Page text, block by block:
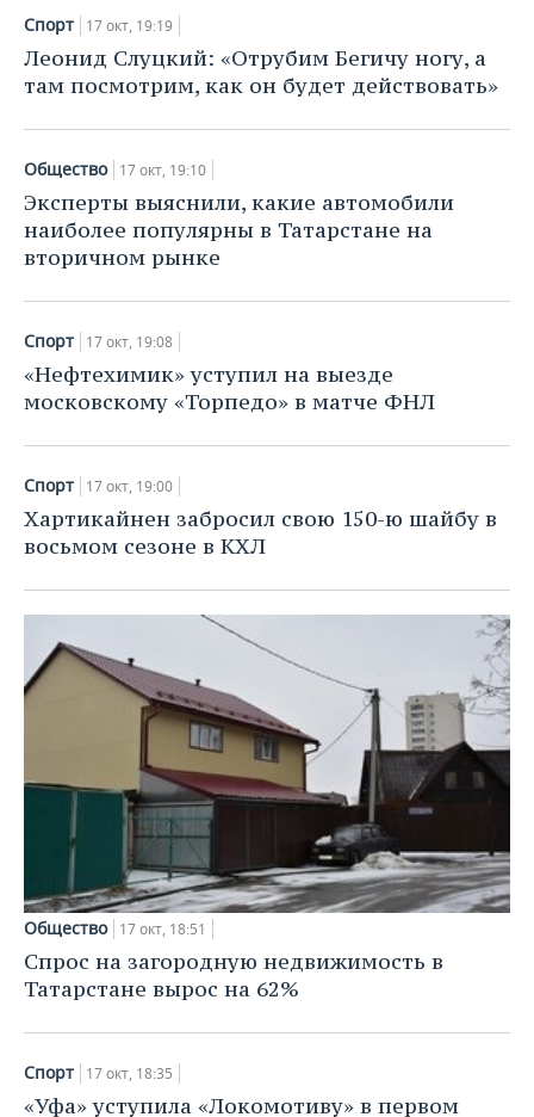
Спорт 17 окт, 19:19
Леонид Слуцкий: «Отрубим Бегичу ногу, а
там посмотрим, как он будет действовать»
Общество 17 окт, 19:10
Эксперты выяснили, какие автомобили
наиболее популярны в Татарстане на
вторичном рынке
Спорт 17 окт, 19:08
«Нефтехимик» уступил на выезде
московскому «Торпедо» в матче ФНЛ
Спорт 17 окт, 19:00
Хартикайнен забросил свою 150-ю шайбу в
восьмом сезоне в КХЛ
Общество 17 окт, 18:51
Спрос на загородную недвижимость в
Татарстане вырос на 62%
Спорт 17 окт, 18:35
«Уфа» уступила «Локомотиву» в первом